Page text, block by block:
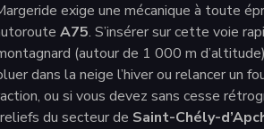
exige une mécanique à toute
A75. S’insérer sur cette voie
(autour de 1 000 m
dans la neige l’hiver ou relancer
ou si vous devez sans cesse
du secteur de Saint-Chély-